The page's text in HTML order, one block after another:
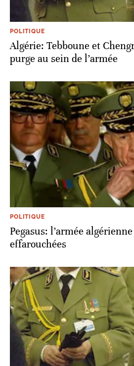
POLITIQUE
Algérie: Tebboune et
purge au sein de l’armée
POLITIQUE
Pegasus: l’armée
effarouchées